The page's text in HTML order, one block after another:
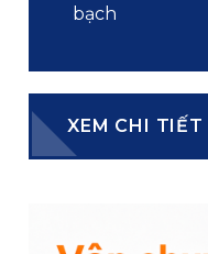
bạch
XEM CHI TIẾT